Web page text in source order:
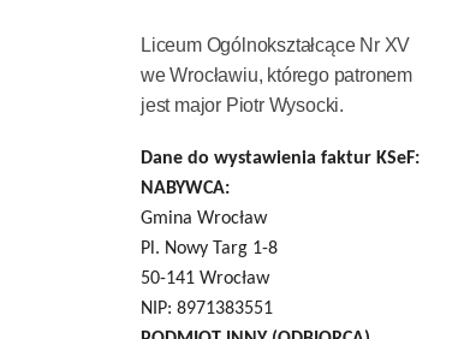
Liceum Ogólnokształcące Nr XV
we Wrocławiu, którego patronem
jest major Piotr Wysocki.
Dane do wystawienia faktur KSeF:
NABYWCA:
Gmina Wrocław
Pl. Nowy Targ 1-8
50-141 Wrocław
NIP: 8971383551